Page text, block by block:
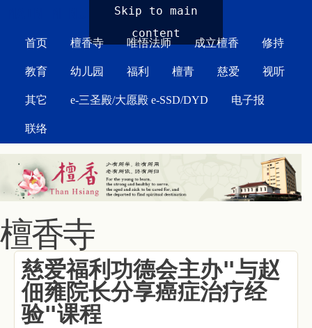
Skip to main
content
首页 檀香寺 唯悟法师 成立檀香 修持
教育 幼儿园 福利 檀青 慈爱 视听
其它 e-三圣殿/大愿殿 e-SSD/DYD 电子报
联络
檀香寺
慈爱福利功德会主办"与赵
佃雍院长分享癌症治疗经
验"课程